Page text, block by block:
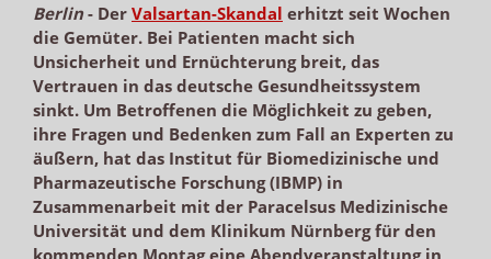
Berlin- Der Valsartan-Skandal erhitzt seit Wochen
die Gemüter. Bei Patienten macht sich
Unsicherheit und Ernüchterung breit, das
Vertrauen in das deutsche Gesundheitssystem
sinkt. Um Betroffenen die Möglichkeit zu geben,
ihre Fragen und Bedenken zum Fall an Experten zu
äußern, hat das Institut für Biomedizinische und
Pharmazeutische Forschung (IBMP) in
Zusammenarbeit mit der Paracelsus Medizinische
Universität und dem Klinikum Nürnberg für den
kommenden Montag eine Abendveranstaltung in